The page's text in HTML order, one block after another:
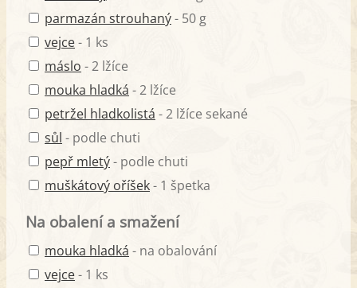
parmazán strouhaný- 50 g
vejce- 1 ks
máslo - 2 lžíce
mouka hladká - 2 lžíce
petržel hladkolistá - 2 lžíce sekané
sůl - podle chuti
pepř mletý- podle chuti
muškátový oříšek- 1 špetka
Na obalení a smažení
mouka hladká - na obalování
vejce- 1 ks